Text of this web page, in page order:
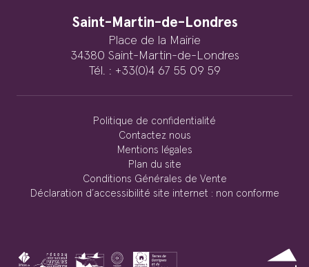
Saint-Martin-de-Londres
Place de la Mairie
34380 Saint-Martin-de-Londres
Tél. : +33(0)4 67 55 09 59
Politique de confidentialité
Contactez nous
Mentions légales
Plan du site
Conditions Générales de Vente
Déclaration d’accessibilité site internet : non conforme